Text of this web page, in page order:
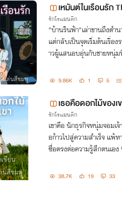
เหมันต์ในเรือนรัก
บ)
รักโรแมนติก
"บ้านรินฟ้า"เล่าขานถึงตำ
แต่กลับเป็นจุดเริ่มต้นเรื่อ
าวผู้แสนอบอุ่นกับชายหนุ่ม
9.86K 1 5
เธอคือดอกไม้ของ
รักโรแมนติก
เขาคือ นักธุรกิจหนุ่มจอมเ
อก้าวไปสู่ความสำเร็จ แพ้
ซื่อตรงต่อความรู้สึกตนเอง
38.7K 19 33